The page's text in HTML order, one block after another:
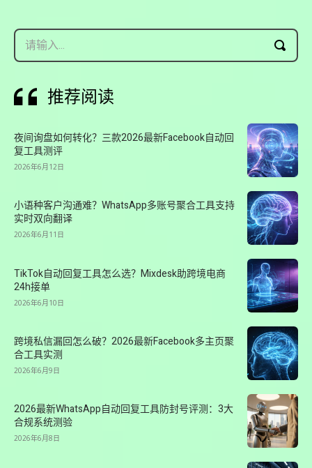
请输入...
推荐阅读
夜间询盘如何转化？三款2026最新Facebook自动回
复工具测评
2026年6月12日
小语种客户沟通难？WhatsApp多账号聚合工具支持
实时双向翻译
2026年6月11日
TikTok自动回复工具怎么选？Mixdesk助跨境电商
24h接单
2026年6月10日
跨境私信漏回怎么破？2026最新Facebook多主页聚
合工具实测
2026年6月9日
2026最新WhatsApp自动回复工具防封号评测：3大
合规系统测验
2026年6月8日